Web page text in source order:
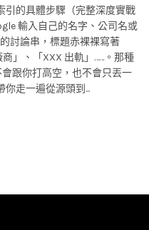
引的具體步驟（完整深度實戰
輸入自己的名字、公司名或
討論串，標題赤裸裸寫著
商」、「XXX 出軌」……。那種
跟你打高空，也不會只丟一
走一遍從源頭到...